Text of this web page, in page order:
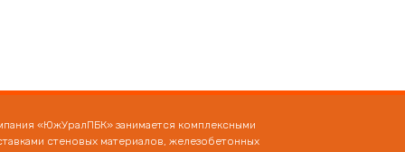
«ЮжУралПБК» занимается комплексными
стеновых материалов, железобетонных